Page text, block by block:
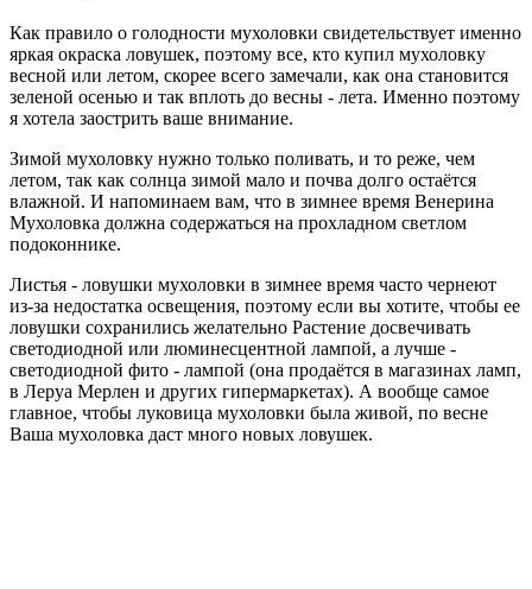
Как правило о голодности мухоловки свидетельствует именно
яркая окраска ловушек, поэтому все, кто купил мухоловку
весной или летом, скорее всего замечали, как она становится
зеленой осенью и так вплоть до весны - лета. Именно поэтому
я хотела заострить ваше внимание.
Зимой мухоловку нужно только поливать, и то реже, чем
летом, так как солнца зимой мало и почва долго остаётся
влажной. И напоминаем вам, что в зимнее время Венерина
Мухоловка должна содержаться на прохладном светлом
подоконнике.
Листья - ловушки мухоловки в зимнее время часто чернеют
из-за недостатка освещения, поэтому если вы хотите, чтобы ее
ловушки сохранились желательно Растение досвечивать
светодиодной или люминесцентной лампой, а лучше -
светодиодной фито - лампой (она продаётся в магазинах ламп,
в Леруа Мерлен и других гипермаркетах). А вообще самое
главное, чтобы луковица мухоловки была живой, по весне
Ваша мухоловка даст много новых ловушек.